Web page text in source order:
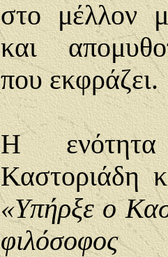
στο μέλλον
και
που εκφράζει.
Η ενότητα
Καστοριάδη
«Υπήρξε ο
φιλόσοφος